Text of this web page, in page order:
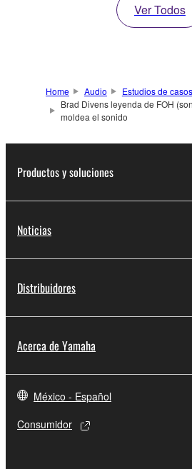
Ver Todos
Home Audio
Estudios de casos
Brad Divens leyenda de FOH
moldea el sonido
Productos y soluciones
Noticias
Distribuidores
Acerca de Yamaha
México - Español
Consumidor